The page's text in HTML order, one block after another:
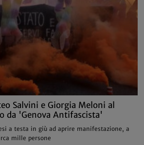
Salvini e Giorgia Meloni al
da 'Genova Antifascista'
a testa in giù ad aprire manifestazione, a
mille persone